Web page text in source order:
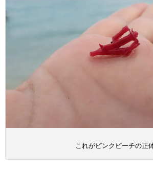
これがピンクビーチの正